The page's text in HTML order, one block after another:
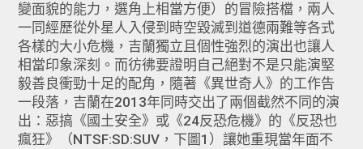
變面貌的能力，選角上相當方便）的冒險搭檔，兩人
一同經歷從外星人入侵到時空毀滅到道德兩難等各式
各樣的大小危機，吉蘭獨立且個性強烈的演出也讓人
相當印象深刻。而彷彿要證明自己絕對不是只能演堅
毅善良衝勁十足的配角，隨著《異世奇人》的工作告
一段落，吉蘭在2013年同時交出了兩個截然不同的演
出：惡搞《國土安全》或《24反恐危機》的《反恐也
瘋狂》（NTSF:SD:SUV，下圖1）讓她重現當年面不